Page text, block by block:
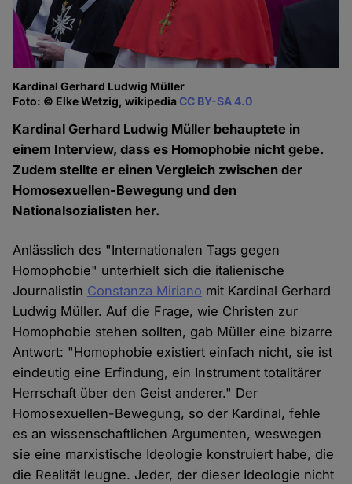
Kardinal Gerhard Ludwig Müller
Foto: © Elke Wetzig, wikipediaCC BY-SA 4.0
Kardinal Gerhard Ludwig Müller behauptete in
einem Interview, dass es Homophobie nicht gebe.
Zudem stellte er einen Vergleich zwischen der
Homosexuellen-Bewegung und den
Nationalsozialisten her.
Anlässlich des "Internationalen Tags gegen
Homophobie" unterhielt sich die italienische
Journalistin Constanza Miriano mit Kardinal Gerhard
Ludwig Müller. Auf die Frage, wie Christen zur
Homophobie stehen sollten, gab Müller eine bizarre
Antwort: "Homophobie existiert einfach nicht, sie ist
eindeutig eine Erfindung, ein Instrument totalitärer
Herrschaft über den Geist anderer." Der
Homosexuellen-Bewegung, so der Kardinal, fehle
es an wissenschaftlichen Argumenten, weswegen
sie eine marxistische Ideologie konstruiert habe, die
die Realität leugne. Jeder, der dieser Ideologie nicht